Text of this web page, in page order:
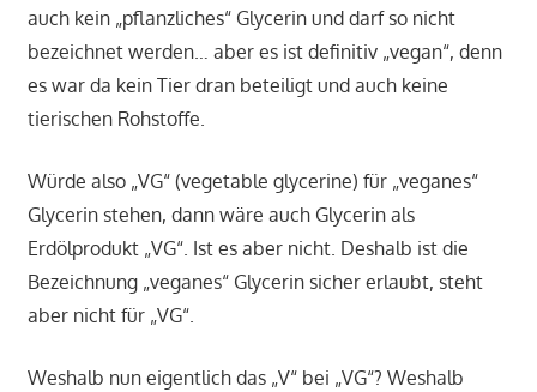
auch kein „pflanzliches“ Glycerin und darf so nicht
bezeichnet werden… aber es ist definitiv „vegan“, denn
es war da kein Tier dran beteiligt und auch keine
tierischen Rohstoffe.
Würde also „VG“ (vegetable glycerine) für „veganes“
Glycerin stehen, dann wäre auch Glycerin als
Erdölprodukt „VG“. Ist es aber nicht. Deshalb ist die
Bezeichnung „veganes“ Glycerin sicher erlaubt, steht
aber nicht für „VG“.
Weshalb nun eigentlich das „V“ bei „VG“? Weshalb